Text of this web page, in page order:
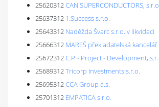
25620312CAN SUPERCONDUCTORS,
25637312 1.Success s.r.o.
25643312 Naděžda Švarc s.r.o. v likvidaci
25666312 MAREŠ překladatelská kancelář
25672312C.P. - Project - Development,
25689312Tricorp Investments s.r.o.
25695312CCA Group a.s.
25701312 EMPATICA s.r.o.